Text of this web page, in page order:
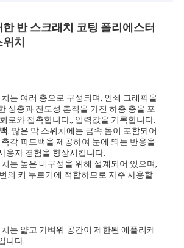
반 스크래치 코팅 폴리에스터
치
치는 여러 층으로 구성되며, 인쇄 그래픽을
상층과 전도성 흔적을 가진 하층 층을 포
로와 접촉합니다., 입력값을 기록합니다.
: 많은 막 스위치에는 금속 돔이 포함되어
각 피드백을 제공하여 눈에 띄는 반응을
용자 경험을 향상시킵니다.
치는 높은 내구성을 위해 설계되어 있으며,
의 키 누르기에 적합하므로 자주 사용할
치는 얇고 가벼워 공간이 제한된 애플리케
니다.